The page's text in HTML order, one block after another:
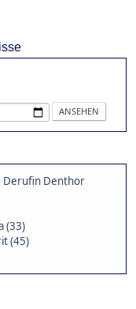
Derufin Denthor
(33)
(45)